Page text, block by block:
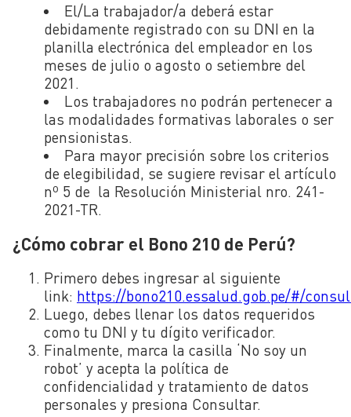
El/La trabajador/a deberá estar
debidamente registrado con su DNI en la
planilla electrónica del empleador en los
meses de julio o agosto o setiembre del
2021.
Los trabajadores no podrán pertenecer a
las modalidades formativas laborales o ser
pensionistas.
Para mayor precisión sobre los criterios
de elegibilidad, se sugiere revisar el artículo
nº 5 de la Resolución Ministerial nro. 241-
2021-TR.
¿Cómo cobrar el Bono 210 de Perú?
Primero debes ingresar al siguiente
link: https://bono210.essalud.gob.pe/#/
Luego, debes llenar los datos requeridos
como tu DNI y tu dígito verificador.
Finalmente, marca la casilla ‘No soy un
robot’ y acepta la política de
confidencialidad y tratamiento de datos
personales y presiona Consultar.